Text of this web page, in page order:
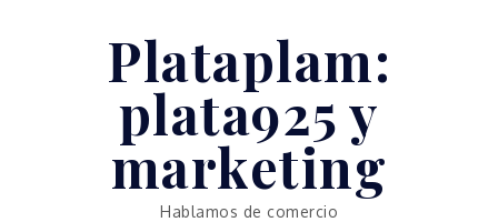
Plataplam:
plata925 y
marketing
Hablamos de comercio